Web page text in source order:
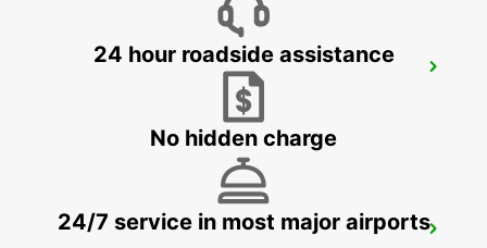
LECCE
24 hour roadside assistance
No hidden charge
24/7 service in most major airports